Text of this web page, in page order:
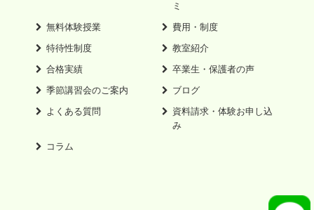
ミ
無料体験授業
費用・制度
特待性制度
教室紹介
合格実績
卒業生・保護者の声
季節講習会のご案内
ブログ
よくある質問
資料請求・体験お申し込
み
コラム